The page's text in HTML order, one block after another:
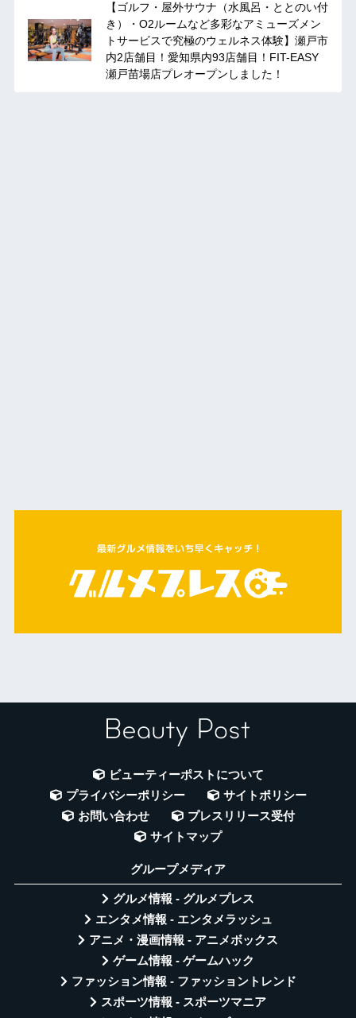
【ゴルフ・屋外サウナ（水風呂・ととのい付
き）・O2ルームなど多彩なアミューズメン
トサービスで究極のウェルネス体験】瀬戸市
内2店舗目！愛知県内93店舗目！FIT-EASY
瀬戸苗場店プレオープンしました！
ビューティーポストについて
プライバシーポリシー
サイトポリシー
お問い合わせ
プレスリリース受付
サイトマップ
グループメディア
グルメ情報 - グルメプレス
エンタメ情報 - エンタメラッシュ
アニメ・漫画情報 - アニメボックス
ゲーム情報 - ゲームハック
ファッション情報 - ファッショントレンド
スポーツ情報 - スポーツマニア